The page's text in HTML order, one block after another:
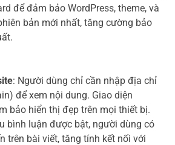
để đảm bảo WordPress, theme, và
bản mới nhất, tăng cường bảo
: Người dùng chỉ cần nhập địa chỉ
để xem nội dung. Giao diện
bảo hiển thị đẹp trên mọi thiết bị.
bình luận được bật, người dùng có
trên bài viết, tăng tính kết nối với